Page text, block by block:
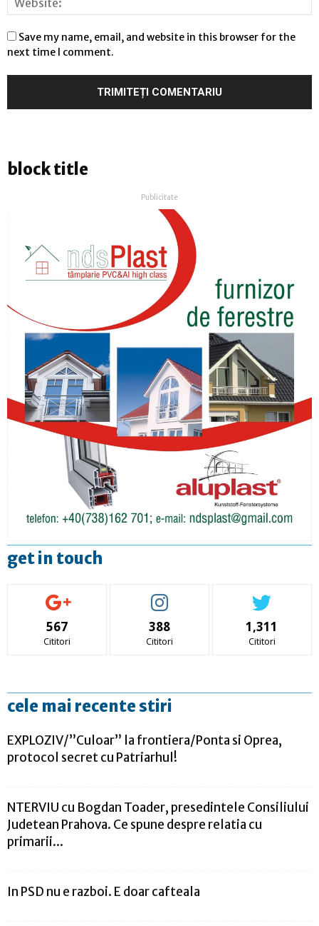
Save my name, email, and website in this browser for the
next time I comment.
block title
Publicitate
get in touch
567
Cititori
388
Cititori
1,311
Cititori
cele mai recente stiri
EXPLOZIV/”Culoar” la frontiera/Ponta si Oprea,
protocol secret cu Patriarhul!
NTERVIU cu Bogdan Toader, presedintele Consiliului
Judetean Prahova. Ce spune despre relatia cu
primarii...
In PSD nu e razboi. E doar cafteala